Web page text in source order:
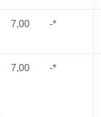
7,00 -*
7,00 -*